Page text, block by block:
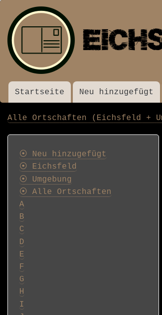
MenüStartseite Neu hinzugefügt
Alle Ortschaften (Eichsfeld +
Postkarten
⦿ Neu hinzugefügt
⦿ Eichsfeld
⦿ Umgebung
⦿ Alle Ortschaften
A
B
C
D
E
F
G
H
I